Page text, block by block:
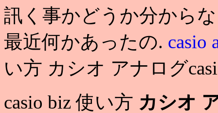
訊く事かどうか分から
最近何かあったの. casio
い方 カシオ アナログ
casio biz 使い方 カシオ